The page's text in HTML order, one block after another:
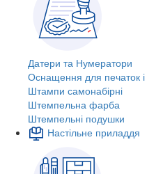
Датери та Нумератори
Оснащення для печаток
Штампи самонабірні
Штемпельна фарба
Штемпельні подушки
Настільне приладдя